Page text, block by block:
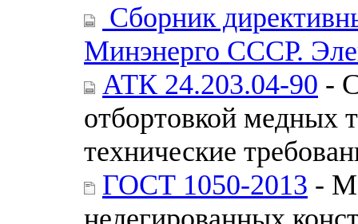
Сборник
Минэнерго СССР.
АТК 24.203.04-90 -
отбортовкой медных
технические
ГОСТ 1050-2013 -